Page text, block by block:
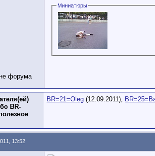
Миниатюры
BR-
BR=21=Oleg (12.09.2011),
13:52